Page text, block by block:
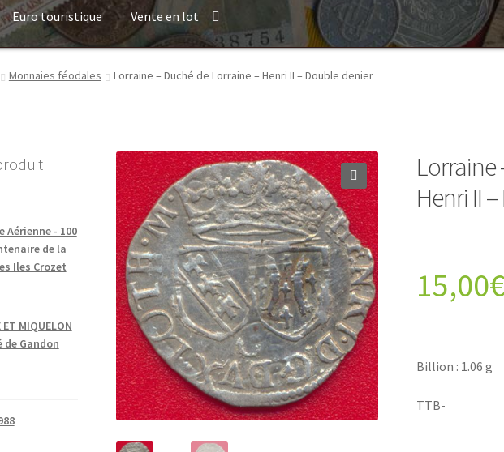
Euro touristique Vente en lot
Monnaies féodales Lorraine – Duché de Lorraine – Henri II – Double denier
Lorraine
Henri II
15,00
Billion : 1.06 g
TTB-
Aérienne - 100
de la
Iles Crozet
ET MIQUELON
de Gandon